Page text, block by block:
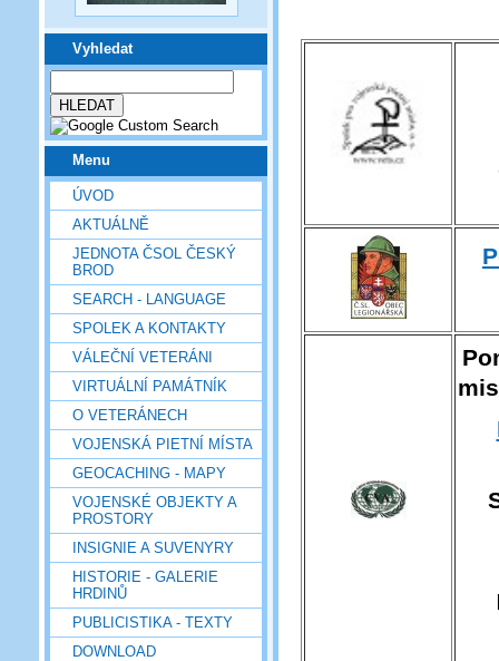
Vyhledat
Menu
ÚVOD
AKTUÁLNĚ
JEDNOTA ČSOL ČESKÝ
BROD
SEARCH - LANGUAGE
SPOLEK A KONTAKTY
VÁLEČNÍ VETERÁNI
VIRTUÁLNÍ PAMÁTNÍK
O VETERÁNECH
VOJENSKÁ PIETNÍ MÍSTA
GEOCACHING - MAPY
VOJENSKÉ OBJEKTY A
PROSTORY
INSIGNIE A SUVENYRY
HISTORIE - GALERIE
HRDINŮ
PUBLICISTIKA - TEXTY
DOWNLOAD